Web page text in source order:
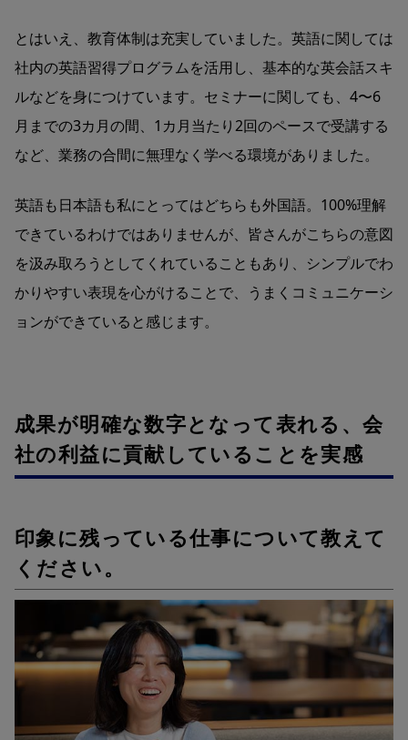
とはいえ、教育体制は充実していました。英語に関しては
社内の英語習得プログラムを活用し、基本的な英会話スキ
ルなどを身につけています。セミナーに関しても、4〜6
月までの3カ月の間、1カ月当たり2回のペースで受講する
など、業務の合間に無理なく学べる環境がありました。
英語も日本語も私にとってはどちらも外国語。100%理解
できているわけではありませんが、皆さんがこちらの意図
を汲み取ろうとしてくれていることもあり、シンプルでわ
かりやすい表現を心がけることで、うまくコミュニケーシ
ョンができていると感じます。
成果が明確な数字となって表れる、会
社の利益に貢献していることを実感
印象に残っている仕事について教えて
ください。